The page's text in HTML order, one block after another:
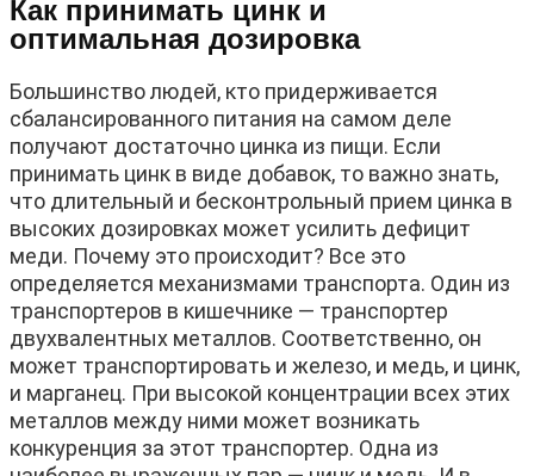
Как принимать цинк и
оптимальная дозировка
Большинство людей, кто придерживается
сбалансированного питания на самом деле
получают достаточно цинка из пищи. Если
принимать цинк в виде добавок, то важно знать,
что длительный и бесконтрольный прием цинка в
высоких дозировках может усилить дефицит
меди. Почему это происходит? Все это
определяется механизмами транспорта. Один из
транспортеров в кишечнике — транспортер
двухвалентных металлов. Соответственно, он
может транспортировать и железо, и медь, и цинк,
и марганец. При высокой концентрации всех этих
металлов между ними может возникать
конкуренция за этот транспортер. Одна из